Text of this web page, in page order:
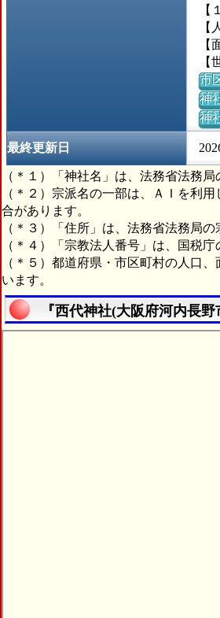
【
【
【
【
市
神
神
最終更新日
（＊１）「神社名」は、法務省法務
（＊２）宗派名の一部は、ＡＩを利
合があります。
（＊３）「住所」は、法務省法務局
（＊４）「宗教法人番号」は、国税
（＊５）都道府県・市区町村の人口
います。
『西代神社(大阪府河内長